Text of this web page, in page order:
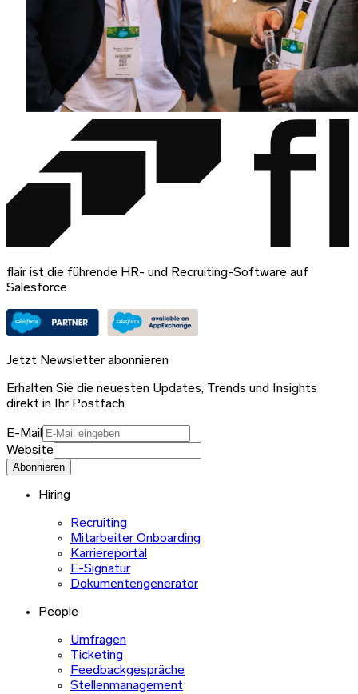
flair ist die führende HR- und Recruiting-Software auf
Salesforce.
Jetzt Newsletter abonnieren
Erhalten Sie die neuesten Updates, Trends und Insights
direkt in Ihr Postfach.
E-Mail
Website
Abonnieren
Hiring
Recruiting
Mitarbeiter Onboarding
Karriereportal
E-Signatur
Dokumentengenerator
People
Umfragen
Ticketing
Feedbackgespräche
Stellenmanagement